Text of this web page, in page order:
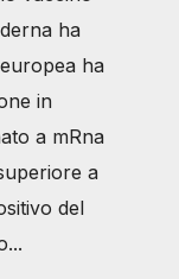
ha
ha
in
a mRna
a
del